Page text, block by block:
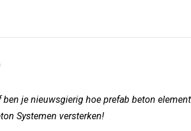
je nieuwsgierig hoe prefab beton
Systemen versterken!